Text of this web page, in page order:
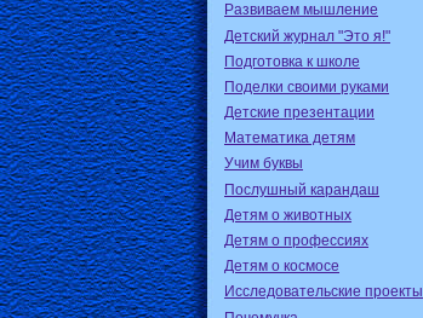
Развиваем мышление
Детский журнал "Это я!"
Подготовка к школе
Поделки своими руками
Детские презентации
Математика детям
Учим буквы
Послушный карандаш
Детям о животных
Детям о профессиях
Детям о космосе
Исследовательские проекты